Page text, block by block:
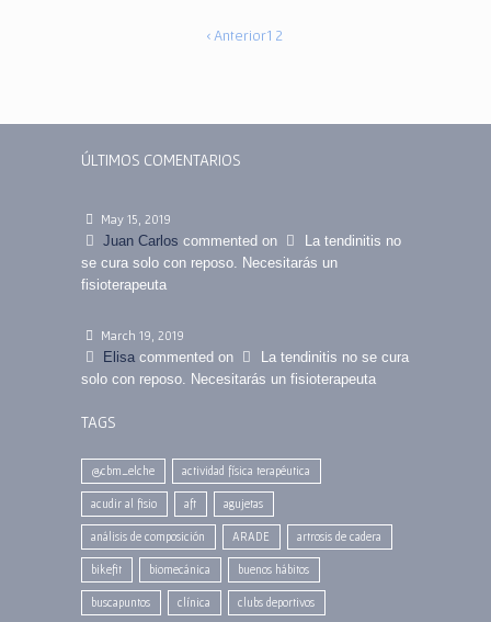
‹ Anterior1 2
ÚLTIMOS COMENTARIOS
May 15, 2019
Juan Carlos commented on
La tendinitis no
se cura solo con reposo. Necesitarás un
fisioterapeuta
March 19, 2019
Elisa commented on
La tendinitis no se cura
solo con reposo. Necesitarás un fisioterapeuta
TAGS
@cbm_elche actividad física terapéutica
acudir al fisio aft agujetas
análisis de composición ARADE artrosis de cadera
bikefit biomecánica buenos hábitos
buscapuntos clínica clubs deportivos